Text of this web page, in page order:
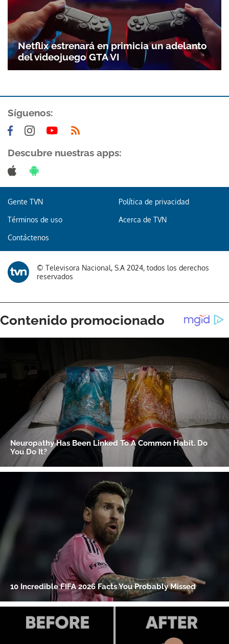
Gracias por suscribirte a nuestro boletín.
Netflix estrenará en primicia un adelanto
del videojuego GTA VI
Síguenos:
Descubre nuestras apps:
Gente TVN Política de privacidad
Términos de uso Acerca de TVN
Contáctenos
© Televisora Nacional, S.A 2024, todos los derechos
reservados